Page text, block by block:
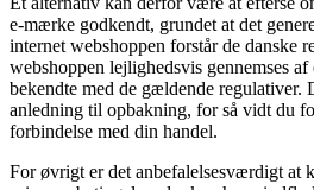
e-mærke godkendt, grundet at det
internet webshoppen forstår de danske
webshoppen lejlighedsvis gennemses af
bekendte med de gældende regulativer.
anledning til opbakning, for så vidt du
forbindelse med din handel.
For øvrigt er det anbefalelsesværdigt at